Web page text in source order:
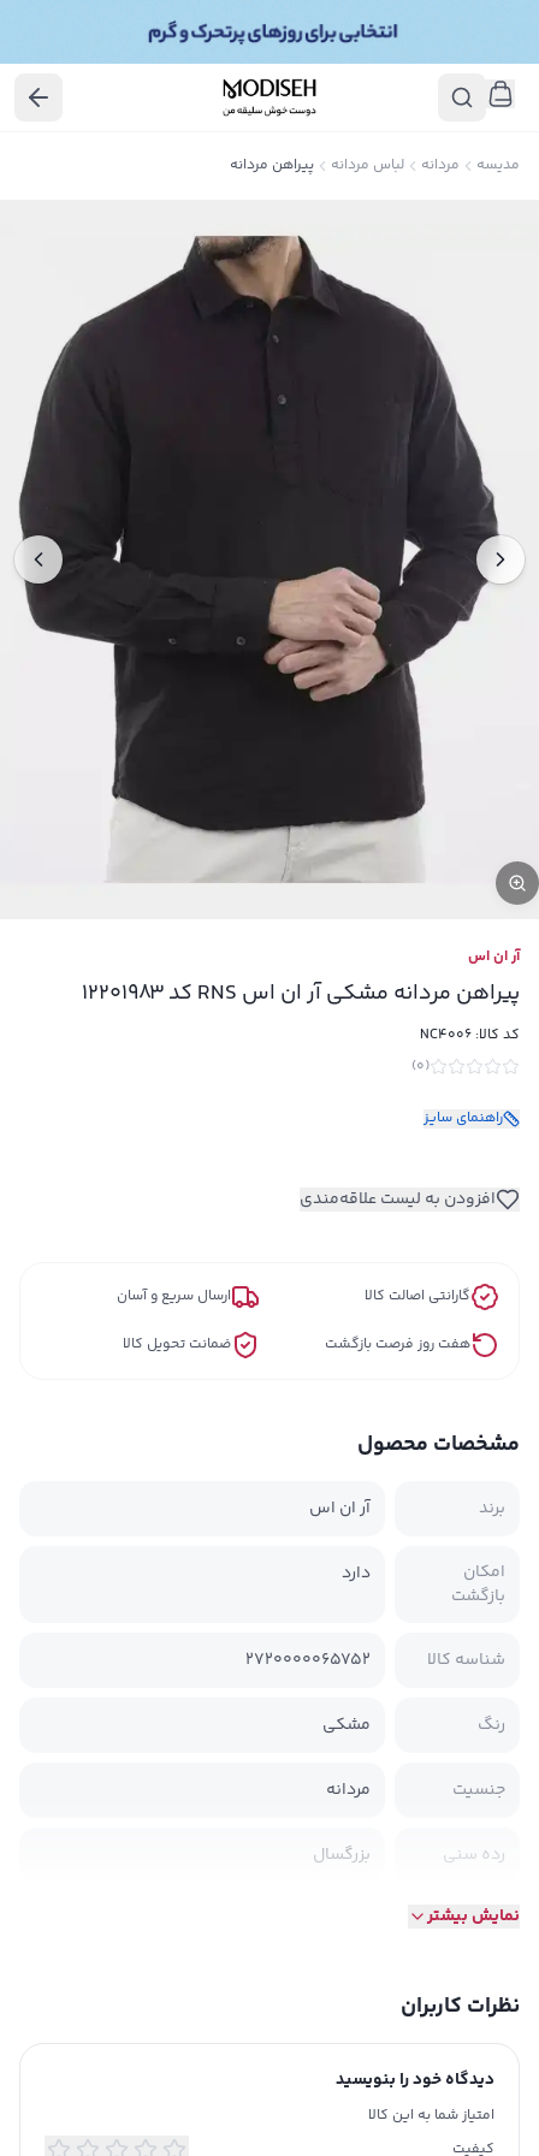
مدیسه مردانه لباس مردانه پیراهن مردانه
آر ان اس
پیراهن مردانه مشکی آر ان اس RNS کد 12201983
کد کالا: NC4006
(
0
)
راهنمای سایز
افزودن به لیست علاقه‌مندی
گارانتی اصالت کالا ارسال سریع و آسان
هفت روز فرصت بازگشت ضمانت تحویل کالا
مشخصات محصول
برند آر ان اس
امکان
بازگشت
دارد
شناسه کالا 2720000065752
رنگ مشکی
جنسیت مردانه
رده سنی بزرگسال
جنس
تن خور معمولی (Standard Fit)
مدل یقه برگردان
نمایش بیشتر
نظرات کاربران
دیدگاه خود را بنویسید
امتیاز شما به این کالا
کیفیت